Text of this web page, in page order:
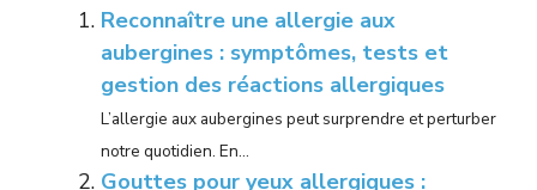
Reconnaître une allergie aux
aubergines : symptômes, tests et
gestion des réactions allergiques
L’allergie aux aubergines peut surprendre et perturber
notre quotidien. En...
Gouttes pour yeux allergiques :